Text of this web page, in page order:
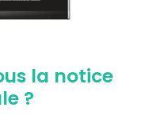
la notice
?